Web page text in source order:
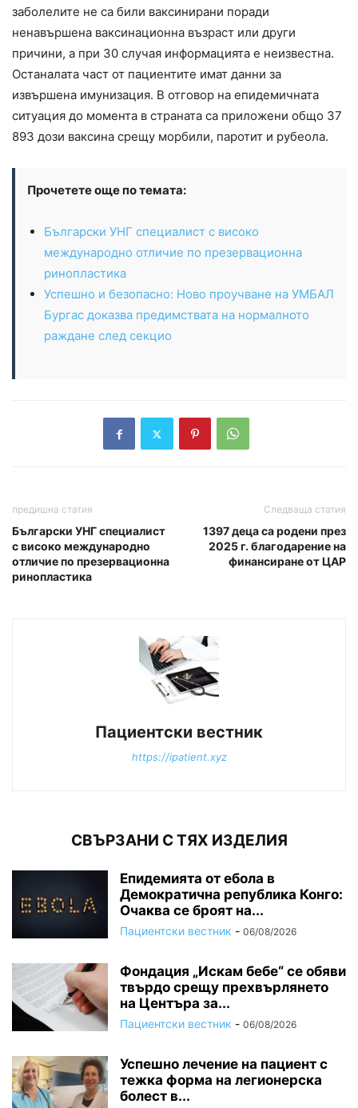
заболелите не са били ваксинирани поради
ненавършена ваксинационна възраст или други
причини, а при 30 случая информацията е неизвестна.
Останалата част от пациентите имат данни за
извършена имунизация. В отговор на епидемичната
ситуация до момента в страната са приложени общо 37
893 дози ваксина срещу морбили, паротит и рубеола.
Прочетете още по темата:
Български УНГ специалист с високо
международно отличие по презервационна
ринопластика
Успешно и безопасно: Ново проучване на УМБАЛ
Бургас доказва предимствата на нормалното
раждане след секцио
предишна статия
Български УНГ специалист
с високо международно
отличие по презервационна
ринопластика
Следваща статия
1397 деца са родени през
2025 г. благодарение на
финансиране от ЦАР
Пациентски вестник
https://ipatient.xyz
СВЪРЗАНИ С ТЯХ ИЗДЕЛИЯ
Епидемията от ебола в
Демократична република Конго:
Очаква се броят на...
Пациентски вестник - 06/08/2026
Фондация „Искам бебе“ се обяви
твърдо срещу прехвърлянето
на Центъра за...
Пациентски вестник - 06/08/2026
Успешно лечение на пациент с
тежка форма на легионерска
болест в...